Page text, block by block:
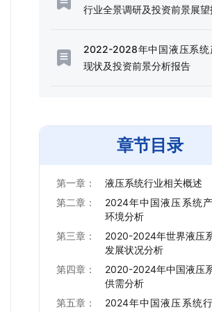
行业全景调研及投资前景展
2022-2028年中国液压系统
现状及投资前景分析报告
章节目录
第一章：
液压系统行业相关概述
第二章：
2024年中国液压系统
环境分析
第三章：
2020-2024年世界液压
发展状况分析
第四章：
2020-2024年中国液压
供需分析
第五章：
2024年中国液压系统